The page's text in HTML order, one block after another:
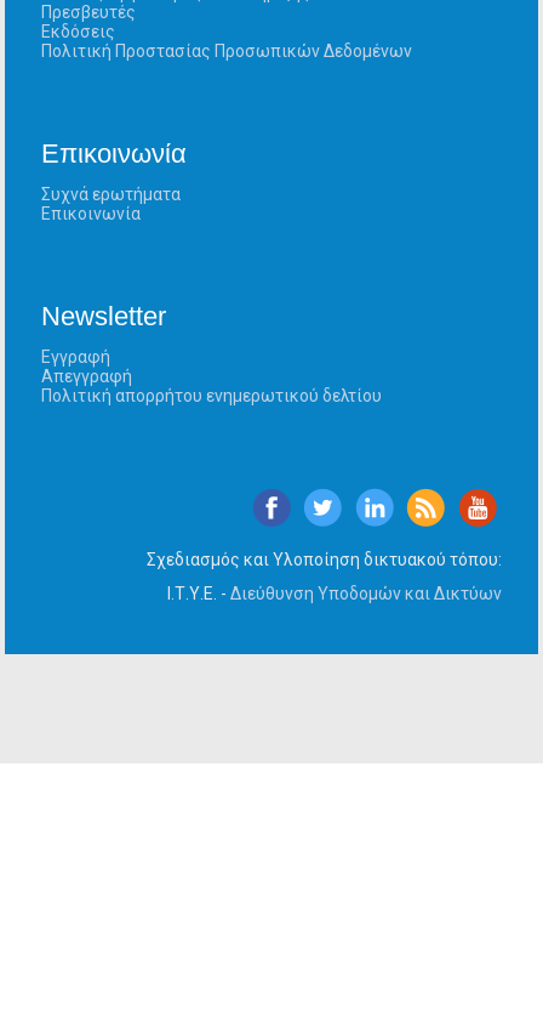
Πρεσβευτές
Εκδόσεις
Πολιτική Προστασίας Προσωπικών Δεδομένων
Επικοινωνία
Συχνά ερωτήματα
Επικοινωνία
Newsletter
Εγγραφή
Απεγγραφή
Πολιτική απορρήτου ενημερωτικού δελτίου
Σχεδιασμός και Υλοποίηση δικτυακού τόπου:
Ι.Τ.Υ.Ε. - Διεύθυνση Υποδομών και Δικτύων